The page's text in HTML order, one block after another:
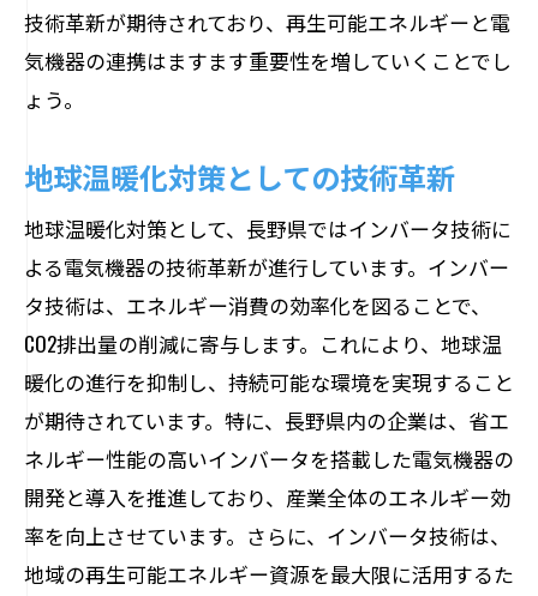
技術革新が期待されており、再生可能エネルギーと電
気機器の連携はますます重要性を増していくことでし
ょう。
地球温暖化対策としての技術革新
地球温暖化対策として、長野県ではインバータ技術に
よる電気機器の技術革新が進行しています。インバー
タ技術は、エネルギー消費の効率化を図ることで、
CO2排出量の削減に寄与します。これにより、地球温
暖化の進行を抑制し、持続可能な環境を実現すること
が期待されています。特に、長野県内の企業は、省エ
ネルギー性能の高いインバータを搭載した電気機器の
開発と導入を推進しており、産業全体のエネルギー効
率を向上させています。さらに、インバータ技術は、
地域の再生可能エネルギー資源を最大限に活用するた